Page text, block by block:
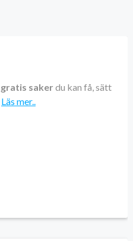
gratis saker du kan få, sätt
Läs mer..